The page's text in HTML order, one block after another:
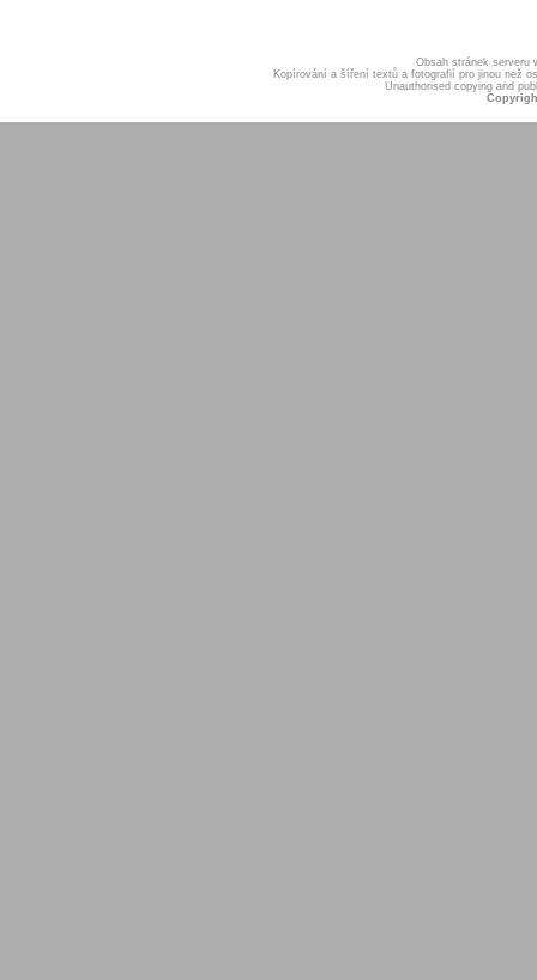
Obsah stránek serveru
Kopírování a šíření textů a fotografií pro jinou než
Unauthorised copying and